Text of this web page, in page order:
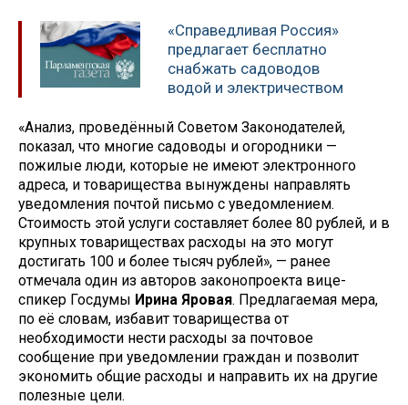
«Справедливая Россия»
предлагает бесплатно
снабжать садоводов
водой и электричеством
«Анализ, проведённый Советом Законодателей,
показал, что многие садоводы и огородники —
пожилые люди, которые не имеют электронного
адреса, и товарищества вынуждены направлять
уведомления почтой письмо с уведомлением.
Стоимость этой услуги составляет более 80 рублей, и в
крупных товариществах расходы на это могут
достигать 100 и более тысяч рублей», — ранее
отмечала один из авторов законопроекта вице-
спикер Госдумы Ирина Яровая. Предлагаемая мера,
по её словам, избавит товарищества от
необходимости нести расходы за почтовое
сообщение при уведомлении граждан и позволит
экономить общие расходы и направить их на другие
полезные цели.